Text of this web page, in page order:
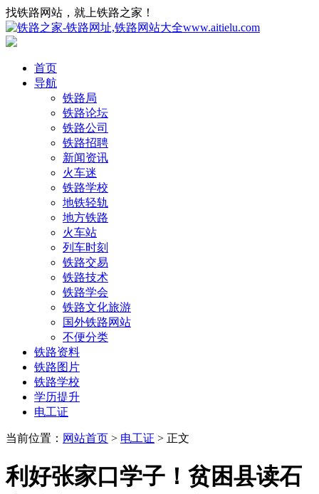
找铁路网站，就上铁路之家！
首页
导航
铁路局
铁路论坛
铁路公司
铁路招聘
新闻资讯
火车迷
铁路学校
地铁轻轨
地方铁路
火车站
列车时刻
铁路交易
铁路技术
铁路学会
铁路文化旅游
国外铁路网站
不便分类
铁路资料
铁路图片
铁路学校
学历提升
电工证
当前位置： 网站首页 > 电工证 > 正文
利好张家口学子！贫困县读石